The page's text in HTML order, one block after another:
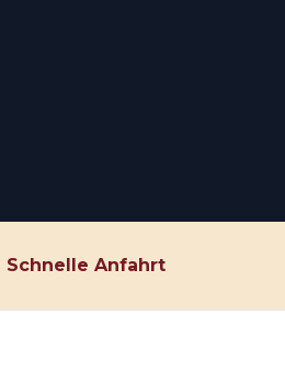
Schnelle Anfahrt